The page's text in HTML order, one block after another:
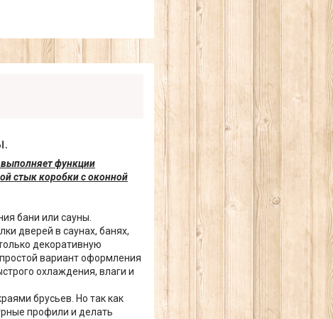
функции
стык коробки с оконной
бани или сауны.
дверей в саунах, банях,
декоративную
вариант оформления
охлаждения, влаги и
брусьев. Но так как
профили и делать